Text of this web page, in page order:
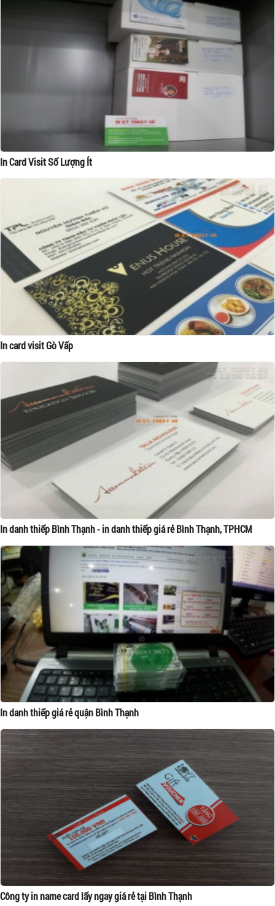
In Card Visit Số Lượng Ít
In card visit Gò Vấp
In danh thiếp Bình Thạnh - in danh thiếp giá rẻ Bình Thạnh, TPHCM
In danh thiếp giá rẻ quận Bình Thạnh
Công ty in name card lấy ngay giá rẻ tại Bình Thạnh